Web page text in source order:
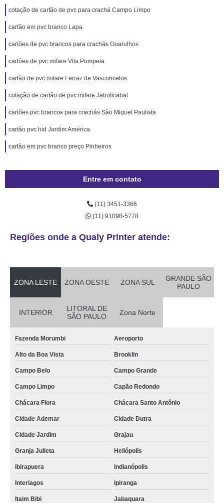
cotação de cartão de pvc para crachá Campo Limpo
cartão em pvc branco Lapa
cartões de pvc brancos para crachás Guarulhos
cartões de pvc mifare Vila Pompeia
cartão de pvc mifare Ferraz de Vasconcelos
cotação de cartão de pvc mifare Jaboticabal
cartões pvc brancos para crachás São Miguel Paulista
cartão pvc hid Jardim América
cartão em pvc branco preço Pinheiros
Entre em contato
(11) 3451-3366
(11) 91098-5778
Regiões onde a Qualy Printer atende:
ZONA LESTE ZONA OESTE ZONA SUL
GRANDE SÃO
PAULO
INTERIOR
LITORAL DE
SÃO PAULO
Zona Norte
Fazenda Morumbi Aeroporto
Alto da Boa Vista Brooklin
Campo Belo Campo Grande
Campo Limpo Capão Redondo
Chácara Flora Chácara Santo Antônio
Cidade Ademar Cidade Dutra
Cidade Jardim Grajau
Granja Julieta Heliópolis
Ibirapuera Indianópolis
Interlagos Ipiranga
Itaim Bibi Jabaquara